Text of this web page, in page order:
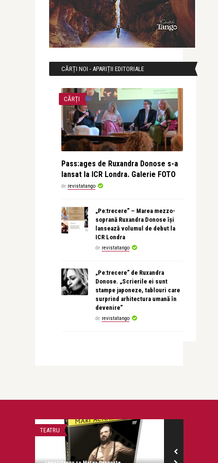
CĂRȚI NOI - APARIȚII EDITORIALE
CĂRȚI
Pass:ages de Ruxandra Donose s-a
lansat la ICR Londra. Galerie FOTO
de revistatango
„Pe:trecere” – Marea mezzo-
soprană Ruxandra Donose își
lansează volumul de debut la
ICR Londra
de revistatango
„Pe:trecere” de Ruxandra
Donose. „Scrierile ei sunt
stampe japoneze, tablouri care
surprind arhitectura umană în
devenire”
de revistatango
TEATRU